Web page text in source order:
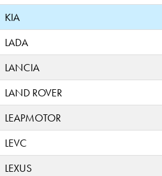
KIA
LADA
LANCIA
LAND ROVER
LEAPMOTOR
LEVC
LEXUS